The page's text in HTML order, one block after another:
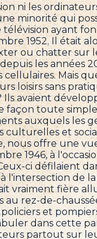
ni les
minorité qui
télévision ayant
1952. Il était
ou chatter sur
les années
Mais
loisirs sans
Ils avaient
façon toute
auxquels les
culturelles et
nous offre une
1946, à
ci défilaient
l'intersection de
vraiment fière
au rez-de-
et
dans cette
partout sur